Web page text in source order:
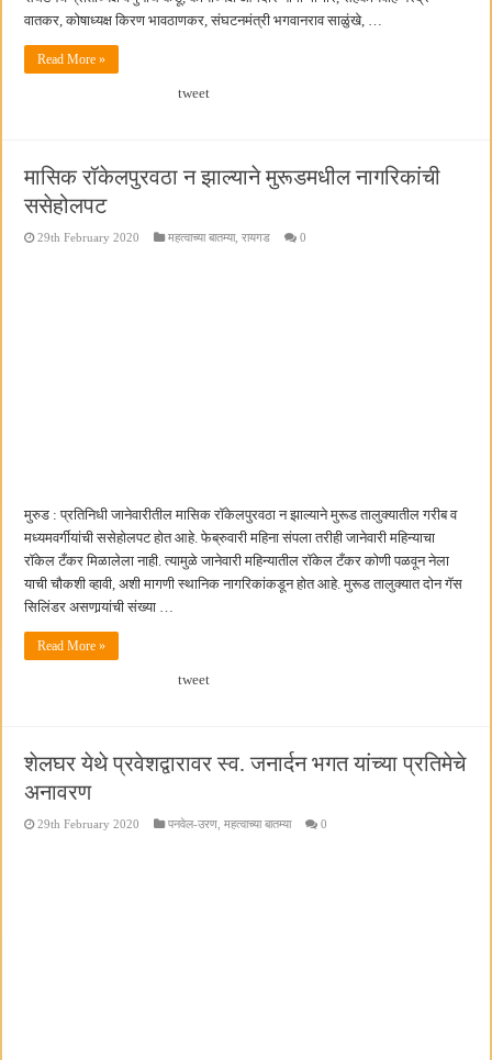
वातकर, कोषाध्यक्ष किरण भावठाणकर, संघटनमंत्री भगवानराव साळुंखे, …
Read More »
tweet
मासिक रॉकेलपुरवठा न झाल्याने मुरूडमधील नागरिकांची
ससेहोलपट
29th February 2020 महत्वाच्या बातम्या,रायगड 0
मुरुड : प्रतिनिधी जानेवारीतील मासिक रॉकेलपुरवठा न झाल्याने मुरूड तालुक्यातील गरीब व
मध्यमवर्गीयांची ससेहोलपट होत आहे. फेब्रुवारी महिना संपला तरीही जानेवारी महिन्याचा
रॉकेल टँकर मिळालेला नाही. त्यामुळे जानेवारी महिन्यातील रॉकेल टँकर कोणी पळवून नेला
याची चौकशी व्हावी, अशी मागणी स्थानिक नागरिकांकडून होत आहे. मुरूड तालुक्यात दोन गॅस
सिलिंडर असणार्‍यांची संख्या …
Read More »
tweet
शेलघर येथे प्रवेशद्वारावर स्व. जनार्दन भगत यांच्या प्रतिमेचे
अनावरण
29th February 2020 पनवेल-उरण ,महत्वाच्या बातम्या 0